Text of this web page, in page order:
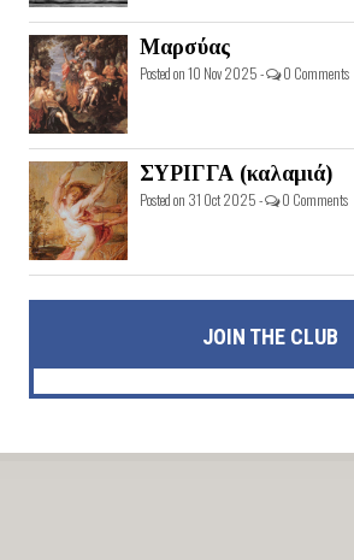
Μαρσύας
Posted on 10 Nov 2025 - 0 Comments
ΣΥΡΙΓΓΑ (καλαμιά)
Posted on 31 Oct 2025 - 0 Comments
JOIN THE CLUB